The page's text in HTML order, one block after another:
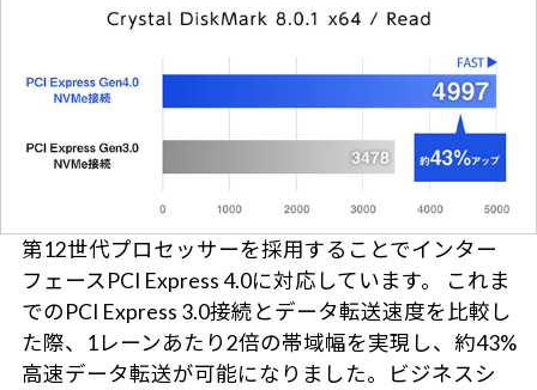
第12世代プロセッサーを採用することでインター
フェースPCI Express 4.0に対応しています。 これま
でのPCI Express 3.0接続とデータ転送速度を比較し
た際、1レーンあたり2倍の帯域幅を実現し、約43%
高速データ転送が可能になりました。ビジネスシ